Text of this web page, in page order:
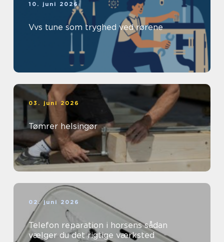
10. juni 2026
Vvs tune som tryghed ved rørene
03. juni 2026
Tømrer helsingør
02. juni 2026
Telefon reparation i horsens sådan
vælger du det rigtige værksted